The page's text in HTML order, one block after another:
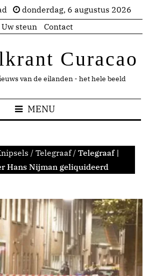
donderdag, 6 augustus 2026
Uw steun Contact
Curacao
van de eilanden - het hele beeld
MENU
/ Telegraaf / Telegraaf |
Hans Nijman geliquideerd